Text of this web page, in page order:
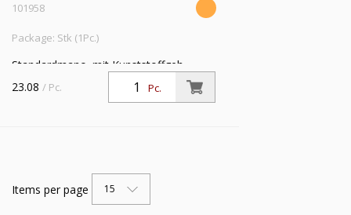
101958
Package: Stk (1Pc.)
Standardmano. mit Kunststoffgeh.,
Einfachskala in bar, Anschluss radial
unten, G 1/2, Güteklasse 1,6, Messber.
Pc.
23.08 / Pc.
Items per page 15